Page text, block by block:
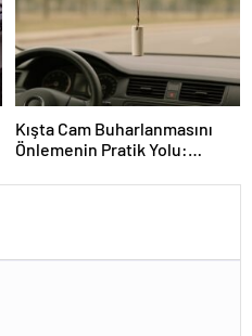
Kışta Cam Buharlanmasını
Önlemenin Pratik Yolu: